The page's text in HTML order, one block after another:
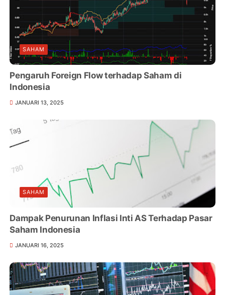
SAHAM
Pengaruh Foreign Flow terhadap Saham di
Indonesia
JANUARI 13, 2025
SAHAM
Dampak Penurunan Inflasi Inti AS Terhadap Pasar
Saham Indonesia
JANUARI 16, 2025